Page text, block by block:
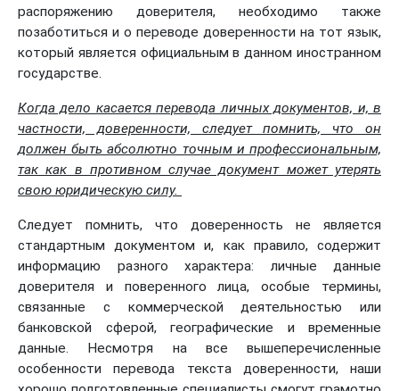
распоряжению доверителя, необходимо также
позаботиться и о переводе доверенности на тот язык,
который является официальным в данном иностранном
государстве.
Когда дело касается перевода личных документов, и, в
частности, доверенности, следует помнить, что он
должен быть абсолютно точным и профессиональным,
так как в противном случае документ может утерять
свою юридическую силу.
Следует помнить, что доверенность не является
стандартным документом и, как правило, содержит
информацию разного характера: личные данные
доверителя и поверенного лица, особые термины,
связанные с коммерческой деятельностью или
банковской сферой, географические и временные
данные. Несмотря на все вышеперечисленные
особенности перевода текста доверенности, наши